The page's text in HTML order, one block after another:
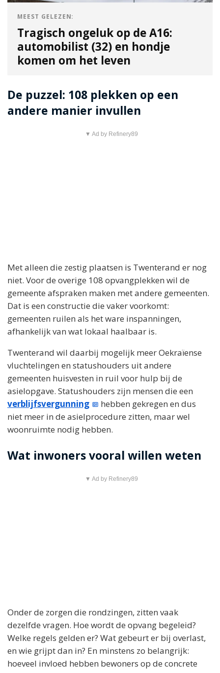
MEEST GELEZEN:
Tragisch ongeluk op de A16:
automobilist (32) en hondje
komen om het leven
De puzzel: 108 plekken op een
andere manier invullen
▼ Ad by Refinery89
Met alleen die zestig plaatsen is Twenterand er nog
niet. Voor de overige 108 opvangplekken wil de
gemeente afspraken maken met andere gemeenten.
Dat is een constructie die vaker voorkomt:
gemeenten ruilen als het ware inspanningen,
afhankelijk van wat lokaal haalbaar is.
Twenterand wil daarbij mogelijk meer Oekraïense
vluchtelingen en statushouders uit andere
gemeenten huisvesten in ruil voor hulp bij de
asielopgave. Statushouders zijn mensen die een
verblijfsvergunning
hebben gekregen en dus
niet meer in de asielprocedure zitten, maar wel
woonruimte nodig hebben.
Wat inwoners vooral willen weten
▼ Ad by Refinery89
Onder de zorgen die rondzingen, zitten vaak
dezelfde vragen. Hoe wordt de opvang begeleid?
Welke regels gelden er? Wat gebeurt er bij overlast,
en wie grijpt dan in? En minstens zo belangrijk:
hoeveel invloed hebben bewoners op de concrete